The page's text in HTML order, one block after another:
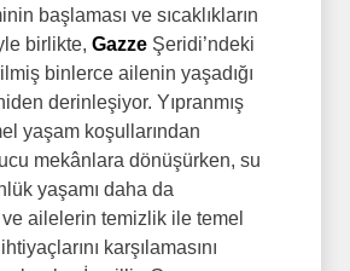
başlaması ve sıcaklıkların
birlikte, Gazze Şeridi’ndeki
binlerce ailenin yaşadığı
derinleşiyor. Yıpranmış
yaşam koşullarından
mekânlara dönüşürken, su
yaşamı daha da
ve ailelerin temizlik ile temel
karşılamasını